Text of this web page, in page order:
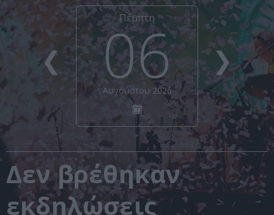
❮ ❯
Πέμπτη
06
Αυγούστου 2026
Δεν βρέθηκαν
εκδηλώσεις